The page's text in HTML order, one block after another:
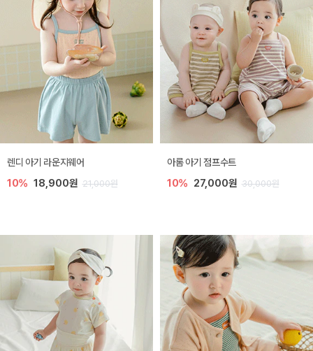
렌디 아기 라운지웨어
10% 18,900원 21,000원
아롬 아기 점프수트
10% 27,000원 30,000원